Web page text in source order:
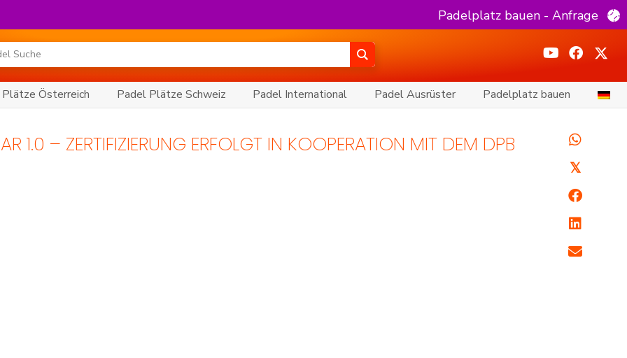
Padelplatz bauen - Anfrage
Österreich Padel Plätze Schweiz Padel International Padel Ausrüster Padelplatz bauen
1.0 – ZERTIFIZIERUNG ERFOLGT IN KOOPERATION MIT DEM DPB
𝕏